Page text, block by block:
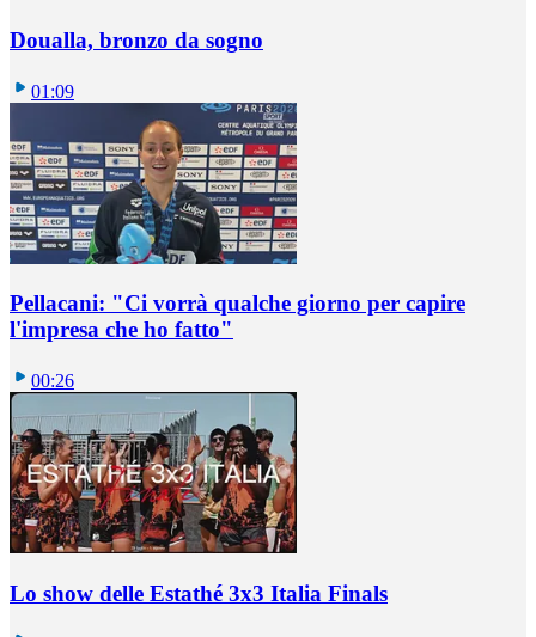
Doualla, bronzo da sogno
01:09
Pellacani: "Ci vorrà qualche giorno per capire
l'impresa che ho fatto"
00:26
Lo show delle Estathé 3x3 Italia Finals